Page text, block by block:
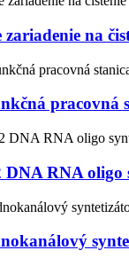
zariadenie na
pracovná
DNA RNA oligo